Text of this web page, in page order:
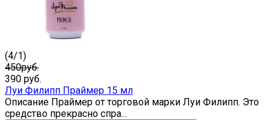
(4/1)
450руб.
390 руб.
Луи Филипп Праймер 15 мл
Описание Праймер от торговой марки Луи Филипп. Это
средство прекрасно спра...